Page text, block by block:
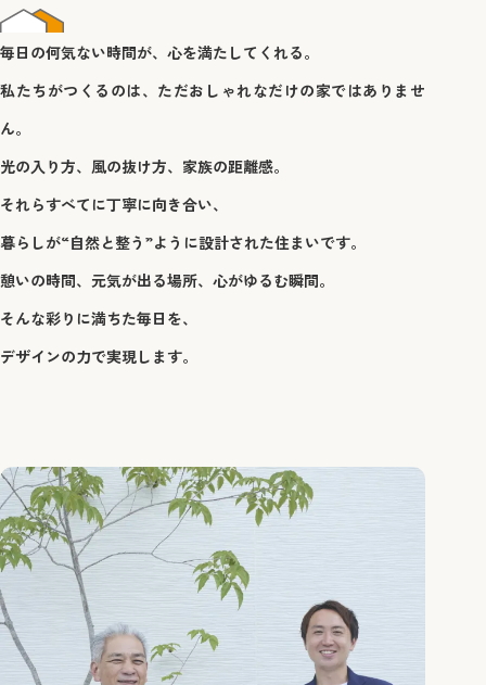
毎日の何気ない時間が、心を満たしてくれる。
私たちがつくるのは、ただおしゃれなだけの家ではありませ
ん。
光の入り方、風の抜け方、家族の距離感。
それらすべてに丁寧に向き合い、
暮らしが“自然と整う”ように設計された住まいです。
憩いの時間、元気が出る場所、心がゆるむ瞬間。
そんな彩りに満ちた毎日を、
デザインの力で実現します。